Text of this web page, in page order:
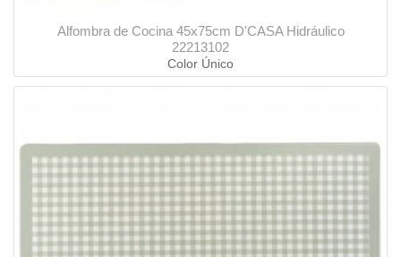
Alfombra de Cocina 45x75cm D'CASA Hidráulico
22213102
Color Único